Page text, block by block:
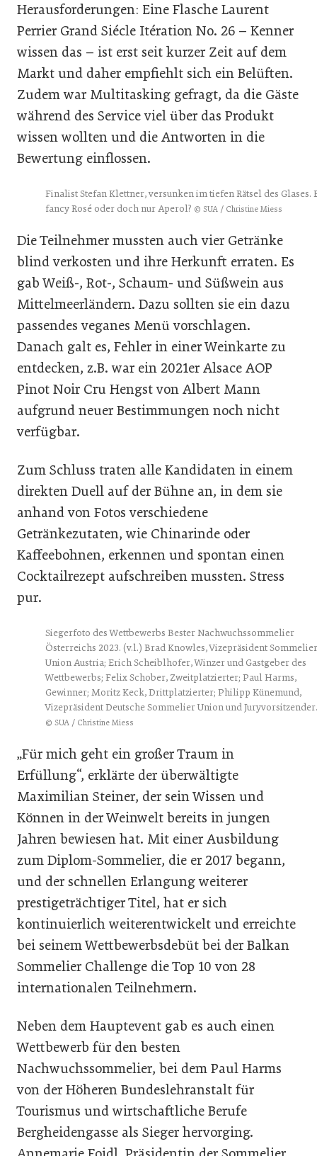
Herausforderungen: Eine Flasche Laurent
Perrier Grand Siécle Itération No. 26 – Kenner
wissen das – ist erst seit kurzer Zeit auf dem
Markt und daher empfiehlt sich ein Belüften.
Zudem war Multitasking gefragt, da die Gäste
während des Service viel über das Produkt
wissen wollten und die Antworten in die
Bewertung einflossen.
Finalist Stefan Klettner, versunken im tiefen Rätsel des Glases.
fancy Rosé oder doch nur Aperol? © SUA / Christine Miess
Die Teilnehmer mussten auch vier Getränke
blind verkosten und ihre Herkunft erraten. Es
gab Weiß-, Rot-, Schaum- und Süßwein aus
Mittelmeerländern. Dazu sollten sie ein dazu
passendes veganes Menü vorschlagen.
Danach galt es, Fehler in einer Weinkarte zu
entdecken, z.B. war ein 2021er Alsace AOP
Pinot Noir Cru Hengst von Albert Mann
aufgrund neuer Bestimmungen noch nicht
verfügbar.
Zum Schluss traten alle Kandidaten in einem
direkten Duell auf der Bühne an, in dem sie
anhand von Fotos verschiedene
Getränkezutaten, wie Chinarinde oder
Kaffeebohnen, erkennen und spontan einen
Cocktailrezept aufschreiben mussten. Stress
pur.
Siegerfoto des Wettbewerbs Bester Nachwuchssommelier
Österreichs 2023. (v.l.) Brad Knowles, Vizepräsident Sommelier
Union Austria; Erich Scheiblhofer, Winzer und Gastgeber des
Wettbewerbs; Felix Schober, Zweitplatzierter; Paul Harms,
Gewinner; Moritz Keck, Drittplatzierter; Philipp Künemund,
Vizepräsident Deutsche Sommelier Union und
© SUA / Christine Miess
„Für mich geht ein großer Traum in
Erfüllung“, erklärte der überwältigte
Maximilian Steiner, der sein Wissen und
Können in der Weinwelt bereits in jungen
Jahren bewiesen hat. Mit einer Ausbildung
zum Diplom-Sommelier, die er 2017 begann,
und der schnellen Erlangung weiterer
prestigeträchtiger Titel, hat er sich
kontinuierlich weiterentwickelt und erreichte
bei seinem Wettbewerbsdebüt bei der Balkan
Sommelier Challenge die Top 10 von 28
internationalen Teilnehmern.
Neben dem Hauptevent gab es auch einen
Wettbewerb für den besten
Nachwuchssommelier, bei dem Paul Harms
von der Höheren Bundeslehranstalt für
Tourismus und wirtschaftliche Berufe
Bergheidengasse als Sieger hervorging.